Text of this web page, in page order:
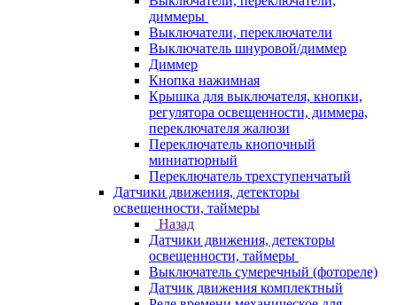
диммеры
Выключатели, переключатели
Выключатель шнуровой/диммер
Диммер
Кнопка нажимная
Крышка для выключателя, кнопки,
регулятора освещенности, диммера,
переключателя жалюзи
Переключатель кнопочный
миниатюрный
Переключатель трехступенчатый
Датчики движения, детекторы
освещенности, таймеры
Назад
Датчики движения, детекторы
освещенности, таймеры
Выключатель сумеречный (фотореле)
Датчик движения комплектный